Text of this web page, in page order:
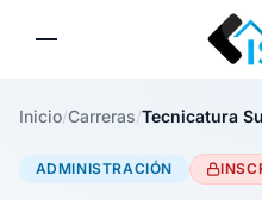
Inicio/Carreras/
ADMINISTRACIÓN